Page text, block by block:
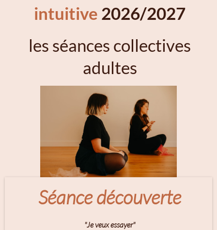
intuitive 2026/2027
les séances collectives
adultes
Séance découverte
"Je veux essayer"